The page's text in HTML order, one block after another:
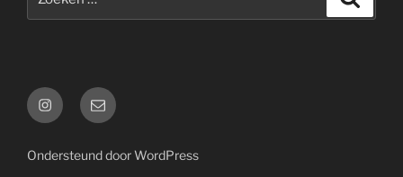
naar:
Instagram
E-
mail
Ondersteund door WordPress